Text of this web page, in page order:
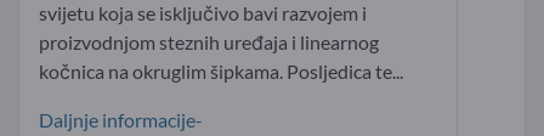
svijetu koja se isključivo bavi razvojem i
proizvodnjom steznih uređaja i linearnog
kočnica na okruglim šipkama. Posljedica te...
Daljnje informacije-